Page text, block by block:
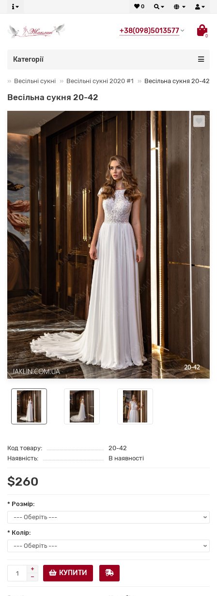
0
+38(098)5013577
0
Категорії
Весільні сукні Весільні сукні 2020 #1 Весільна сукня 20-42
Весільна сукня 20-42
Код товару:
20-42
Наявність:
В наявності
$260
* Розмір:
* Колір:
КУПИТИ